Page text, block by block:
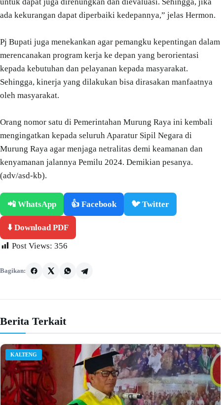
ada kekurangan dapat diperbaiki kedepannya,” jelas Hermon.
Pj Bupati juga menekankan agar pemangku kepentingan dalam
merencanakan program kerja ke depan yang berorientasi
kepada kebutuhan dan pelayanan kepada masyarakat.
Sehingga, kinerja yang dilakukan bisa dirasakan manfaatnya
oleh masyarakat.
Orang nomor satu di Pemerintahan Murung Raya ini kembali
mengingatkan kepada seluruh Aparatur Sipil Negara di
Murung Raya agar menjaga netralitas demi keamanan dan
kenyamanan jalannya Pemilu 2024. Demikian pesanya.
(adv/asd-kb).
📲 WhatsApp 👍 Facebook 🐦 Twitter
⬇️ Download PDF
Post Views: 356
Bagikan:
Berita Terkait
KALTENG